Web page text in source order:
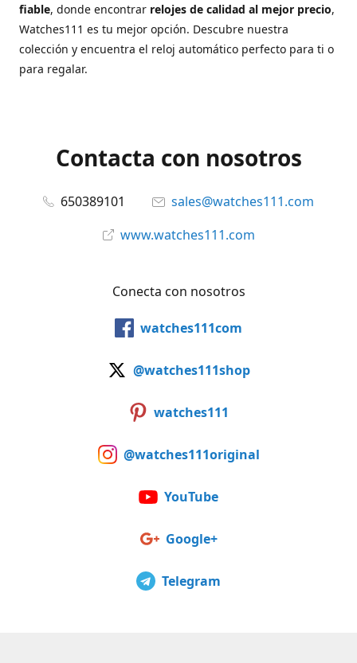
fiable, donde encontrar relojes de calidad al mejor precio,
Watches111 es tu mejor opción. Descubre nuestra
colección y encuentra el reloj automático perfecto para ti o
para regalar.
Contacta con nosotros
650389101
sales@watches111.com
www.watches111.com
Conecta con nosotros
watches111com
@watches111shop
watches111
@watches111original
YouTube
Google+
Telegram